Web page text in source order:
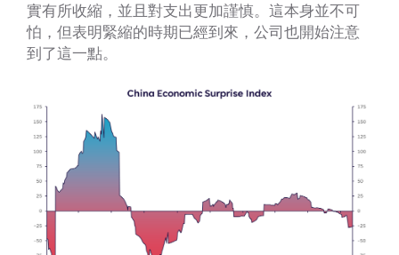
實有所收縮，並且對支出更加謹慎。這本身並不可
怕，但表明緊縮的時期已經到來，公司也開始注意
到了這一點。